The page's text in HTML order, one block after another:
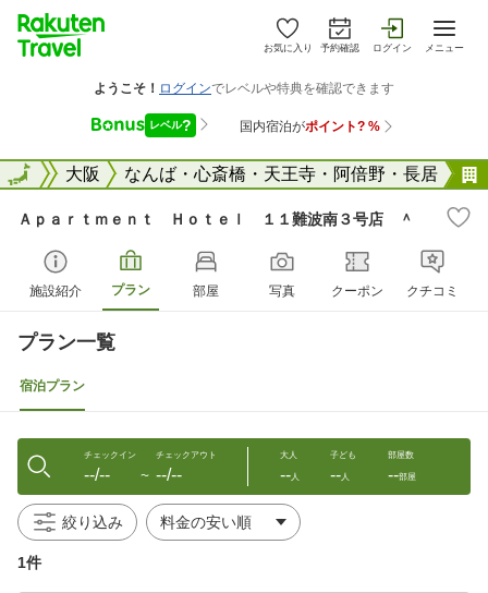
お気に入り 予約確認 ログイン メニュー
阪府 大阪 なんば・心斎橋・天王寺・阿倍野・長居
全国
Ａｐａｒｔｍｅｎｔ Ｈｏｔｅｌ １１難波南３号店 ＾
施設紹介 プラン 部屋 写真 クーポン クチコミ
プラン一覧
宿泊プラン
チェックイン
--/-- 〜
チェックアウト
--/--
大人
--人
子ども
--人
部屋数
--部屋
絞り込み
1件